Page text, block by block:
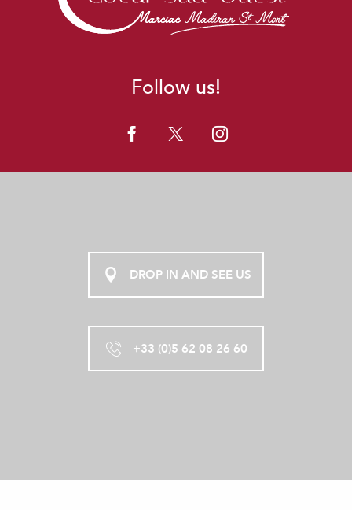
Follow us!
DROP IN AND SEE US
+33 (0)5 62 08 26 60